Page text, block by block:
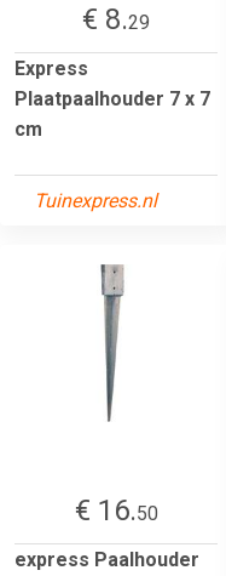
€ 8.29
Express
Plaatpaalhouder 7 x 7
cm
Tuinexpress.nl
€ 16.50
express Paalhouder